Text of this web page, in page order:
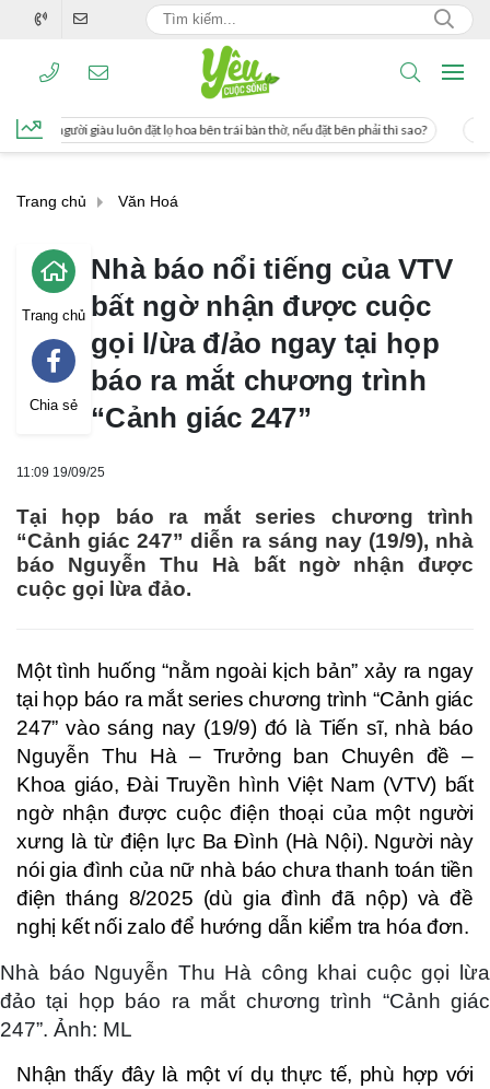
đặt lọ hoa bên trái bàn thờ, nếu đặt bên phải thì sao? Cách uống nước mía
Trang chủ Văn Hoá
Trang chủ
Chia sẻ
Nhà báo nổi tiếng của VTV
bất ngờ nhận được cuộc
gọi l/ừa đ/ảo ngay tại họp
báo ra mắt chương trình
“Cảnh giác 247”
11:09 19/09/25
Tại họp báo ra mắt series chương trình
“Cảnh giác 247” diễn ra sáng nay (19/9), nhà
báo Nguyễn Thu Hà bất ngờ nhận được
cuộc gọi lừa đảo.
Một tình huống “nằm ngoài kịch bản” xảy ra ngay
tại họp báo ra mắt series chương trình “Cảnh giác
247” vào sáng nay (19/9) đó là Tiến sĩ, nhà báo
Nguyễn Thu Hà – Trưởng ban Chuyên đề –
Khoa giáo, Đài Truyền hình Việt Nam (VTV) bất
ngờ nhận được cuộc điện thoại của một người
xưng là từ điện lực Ba Đình (Hà Nội). Người này
nói gia đình của nữ nhà báo chưa thanh toán tiền
điện tháng 8/2025 (dù gia đình đã nộp) và đề
nghị kết nối zalo để hướng dẫn kiểm tra hóa đơn.
Nhà báo Nguyễn Thu Hà công khai cuộc gọi lừa
đảo tại họp báo ra mắt chương trình “Cảnh giác
247”. Ảnh: ML
Nhận thấy đây là một ví dụ thực tế, phù hợp với